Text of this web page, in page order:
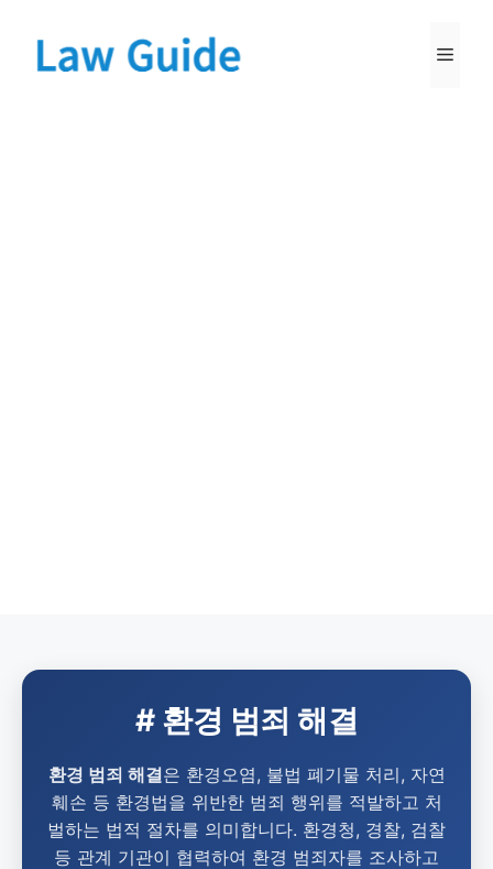
# 환경 범죄 해결
환경 범죄 해결은 환경오염, 불법 폐기물 처리, 자연
훼손 등 환경법을 위반한 범죄 행위를 적발하고 처
벌하는 법적 절차를 의미합니다. 환경청, 경찰, 검찰
등 관계 기관이 협력하여 환경 범죄자를 조사하고